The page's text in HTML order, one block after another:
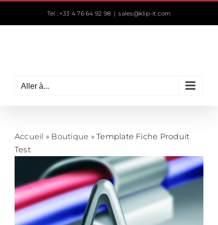
Tél : +33 4 76 64 92 98 | sales@klip-it.com
Aller à...
Accueil » Boutique »Template Fiche Produit
Test